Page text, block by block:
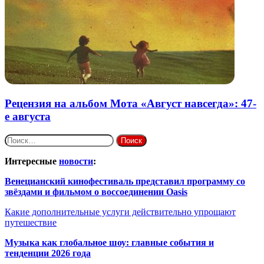
Рецензия на альбом Мота «Август навсегда»: 47-
е августа
Найти:
Интересные новости:
Венецианский кинофестиваль представил программу со
звёздами и фильмом о воссоединении Oasis
Какие дополнительные услуги действительно упрощают
путешествие
Музыка как глобальное шоу: главные события и
тенденции 2026 года